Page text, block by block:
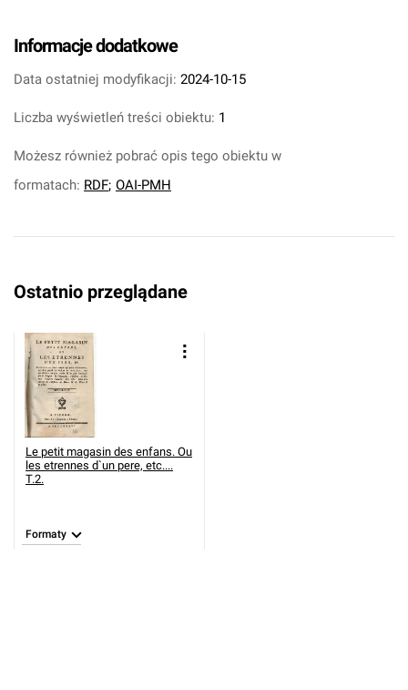
Informacje dodatkowe
Data ostatniej modyfikacji: 2024-10-15
Liczba wyświetleń treści obiektu: 1
Możesz również pobrać opis tego obiektu w
formatach: RDF; OAI-PMH
Ostatnio przeglądane
Le petit magasin des enfans. Ou
les etrennes d`un pere, etc....
T.2.
Formaty